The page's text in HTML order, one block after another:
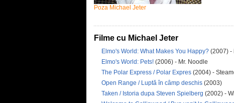
Poza Michael Jeter
Filme cu Michael Jeter
Elmo's World: What Makes You Happy? (2007) -
Elmo's World: Pets! (2006) - Mr. Noodle
The Polar Express / Polar Expres (2004) -
Open Range / Luptă în câmp deschis (2003)
Taken / Istoria dupa Steven Spielberg (2002) -